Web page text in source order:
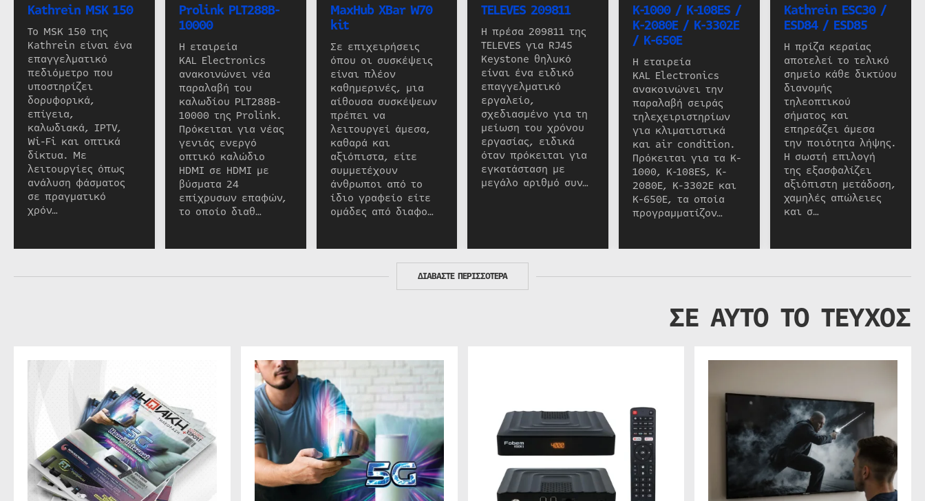
Kathrein MSK 150
Το MSK 150 της
Kathrein είναι ένα
επαγγελματικό
πεδιόμετρο που
υποστηρίζει
δορυφορικά,
επίγεια,
καλωδιακά, IPTV,
Wi-Fi και οπτικά
δίκτυα. Με
λειτουργίες όπως
ανάλυση φάσματος
σε πραγματικό
χρόν…
Prolink PLT288B-
10000
Η εταιρεία
KAL Electronics
ανακοινώνει νέα
παραλαβή του
καλωδίου PLT288B-
10000 της Prolink.
Πρόκειται για νέας
γενιάς ενεργό
οπτικό καλώδιο
HDMI σε HDMI με
βύσματα 24
επίχρυσων επαφών,
το οποίο διαθ…
MaxHub XBar W70
kit
Σε επιχειρήσεις
όπου οι συσκέψεις
είναι πλέον
καθημερινές, μια
αίθουσα συσκέψεων
πρέπει να
λειτουργεί άμεσα,
καθαρά και
αξιόπιστα, είτε
συμμετέχουν
άνθρωποι από το
ίδιο γραφείο είτε
ομάδες από διαφο…
TELEVES 209811
Η πρέσα 209811 της
TELEVES για RJ45
Keystone θηλυκό
είναι ένα ειδικό
επαγγελματικό
εργαλείο,
σχεδιασμένο για τη
μείωση του χρόνου
εργασίας, ειδικά
όταν πρόκειται για
εγκατάσταση με
μεγάλο αριθμό συν…
K-1000 / K-108ES /
K-2080E / K-3302E
/ K-650E
Η εταιρεία
KAL Electronics
ανακοινώνει την
παραλαβή σειράς
τηλεχειριστηρίων
για κλιματιστικά
και air condition.
Πρόκειται για τα K-
1000, K-108ES, K-
2080E, K-3302E και
K-650E, τα οποία
προγραμματίζον…
Kathrein ESC30 /
ESD84 / ESD85
Η πρίζα κεραίας
αποτελεί το τελικό
σημείο κάθε δικτύου
διανομής
τηλεοπτικού
σήματος και
επηρεάζει άμεσα
την ποιότητα λήψης.
Η σωστή επιλογή
της εξασφαλίζει
αξιόπιστη μετάδοση,
χαμηλές απώλειες
και σ…
ΔΙΑΒΑΣΤΕ ΠΕΡΙΣΣΟΤΕΡΑ
ΣΕ ΑΥΤΟ ΤΟ ΤΕΥΧΟΣ